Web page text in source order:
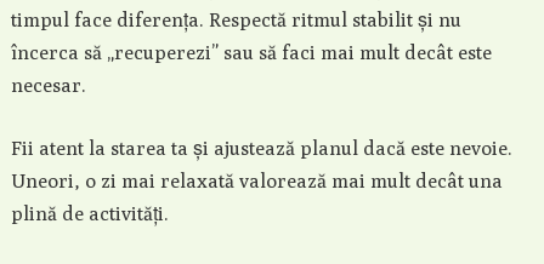
timpul face diferența. Respectă ritmul stabilit și nu
încerca să „recuperezi” sau să faci mai mult decât este
necesar.
Fii atent la starea ta și ajustează planul dacă este nevoie.
Uneori, o zi mai relaxată valorează mai mult decât una
plină de activități.